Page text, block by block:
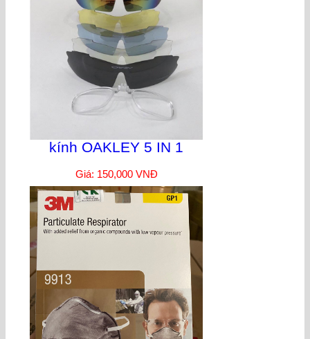
kính OAKLEY 5 IN 1
Giá: 150,000 VNĐ